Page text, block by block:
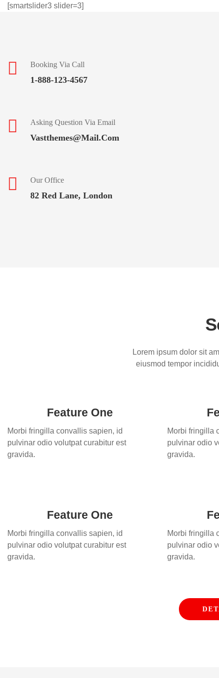
[smartslider3 slider=3]
Booking Via Call
1-888-123-4567
Asking Question Via Email
Vastthemes@mail.com
Our Office
82 Red Lane, London
Lorem ipsum dolor sit
eiusmod tempor
Feature One
Morbi fringilla convallis sapien, id
pulvinar odio volutpat curabitur est
gravida.
Morbi fringilla
pulvinar odio
gravida.
Feature One
Morbi fringilla convallis sapien, id
pulvinar odio volutpat curabitur est
gravida.
Morbi fringilla
pulvinar odio
gravida.